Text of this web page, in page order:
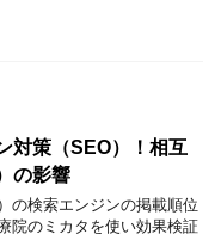
対策（SEO）！相互
の影響
の検索エンジンの掲載順位
院のミカタを使い効果検証